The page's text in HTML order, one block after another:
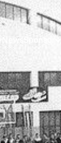
News